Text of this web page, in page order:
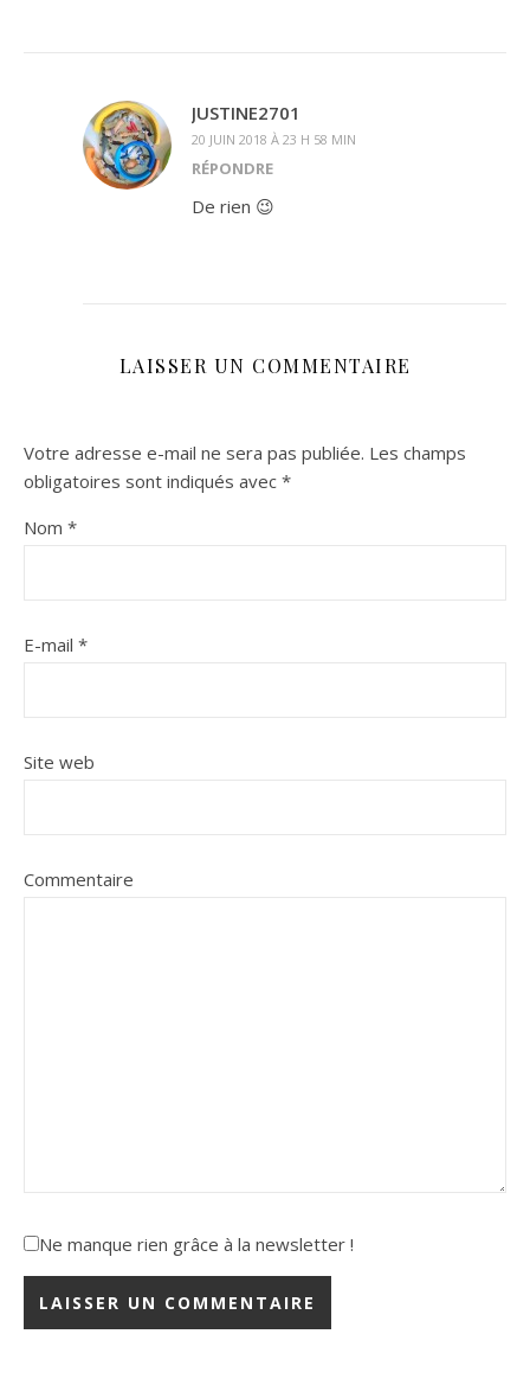
JUSTINE2701
20 JUIN 2018 À 23 H 58 MIN
RÉPONDRE
De rien 😉
LAISSER UN COMMENTAIRE
Votre adresse e-mail ne sera pas publiée. Les champs
obligatoires sont indiqués avec *
Nom *
E-mail *
Site web
Commentaire
Ne manque rien grâce à la newsletter !